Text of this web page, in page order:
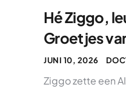
Hé Ziggo,
Groetjes
JUNI 10, 2026
Ziggo zette een